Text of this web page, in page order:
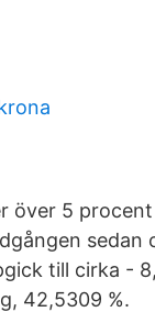
över 5
sedan
till cirka -
42,5309 %.